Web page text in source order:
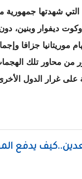
ديفوار وبنين،
موريتانيا جزافا
من محاور تلك
الدول الأخرى
يكتب : رد على
يدفع